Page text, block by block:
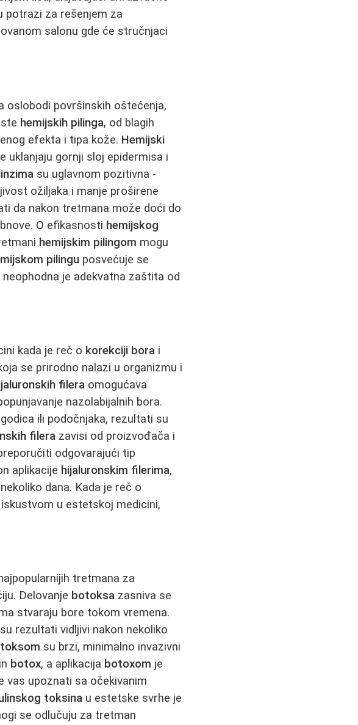
potrazi za rešenjem za
salonu gde će stručnjaci
oslobodi površinskih oštećenja,
hemijskih pilinga, od blagih
efekta i tipa kože. Hemijski
uklanjaju gornji sloj epidermisa i
su uglavnom pozitivna -
ožiljaka i manje proširene
da nakon tretmana može doći do
O efikasnosti hemijskog
hemijskim pilingom mogu
pilingu posvećuje se
neophodna je adekvatna zaštita od
kada je reč o korekciji bora i
se prirodno nalazi u organizmu i
filera omogućava
nazolabijalnih bora.
ili podočnjaka, rezultati su
filera zavisi od proizvođača i
odgovarajući tip
aplikacije hijaluronskim filerima,
dana. Kada je reč o
u estetskoj medicini,
tretmana za
Delovanje botoksa zasniva se
stvaraju bore tokom vremena.
rezultati vidljivi nakon nekoliko
su brzi, minimalno invazivni
botox, a aplikacija botoxom je
vas upoznati sa očekivanim
toksina u estetske svrhe je
se odlučuju za tretman